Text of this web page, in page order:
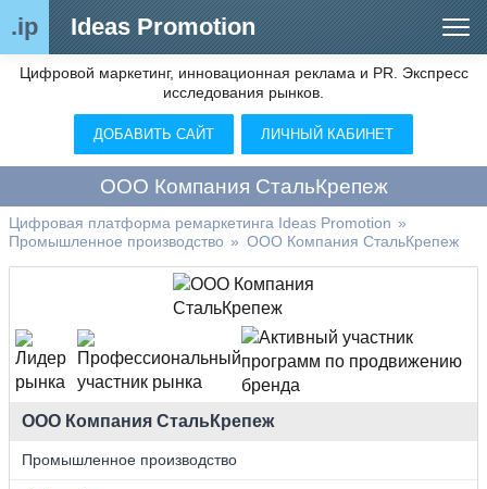
.ip Ideas Promotion
Сегменты рынка
Цифровой ремаркетинг (анализ рынка)
Видео
О нас
Цифровой маркетинг, инновационная реклама и PR. Экспресс
исследования рынков.
ДОБАВИТЬ САЙТ ЛИЧНЫЙ КАБИНЕТ
ООО Компания СтальКрепеж
Цифровая платформа ремаркетинга Ideas Promotion »
Промышленное производство » ООО Компания СтальКрепеж
ООО Компания СтальКрепеж
Промышленное производство